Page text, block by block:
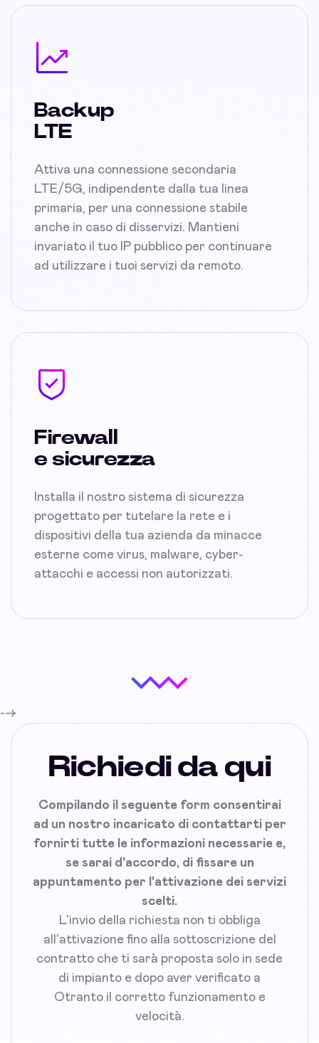
Backup
LTE
Attiva una connessione secondaria
LTE/5G, indipendente dalla tua linea
primaria, per una connessione stabile
anche in caso di disservizi. Mantieni
invariato il tuo IP pubblico per continuare
ad utilizzare i tuoi servizi da remoto.
Firewall
e sicurezza
Installa il nostro sistema di sicurezza
progettato per tutelare la rete e i
dispositivi della tua azienda da minacce
esterne come virus, malware, cyber-
attacchi e accessi non autorizzati.
-->
Richiedi da qui
Compilando il seguente form consentirai
ad un nostro incaricato di contattarti per
fornirti tutte le informazioni necessarie e,
se sarai d'accordo, di fissare un
appuntamento per l'attivazione dei servizi
scelti.
L'invio della richiesta non ti obbliga
all'attivazione fino alla sottoscrizione del
contratto che ti sarà proposta solo in sede
di impianto e dopo aver verificato a
Otranto il corretto funzionamento e
velocità.